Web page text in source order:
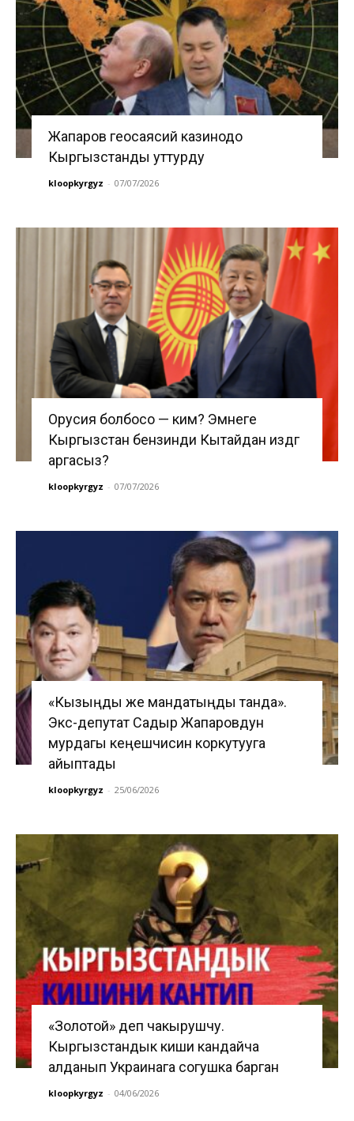
Жапаров геосаясий казинодо
Кыргызстанды уттурду
kloopkyrgyz - 07/07/2026
Орусия болбосо — ким? Эмнеге
Кыргызстан бензинди Кытайдан издөөгө
аргасыз?
kloopkyrgyz - 07/07/2026
«Кызыңды же мандатыңды танда».
Экс-депутат Садыр Жапаровдун
мурдагы кеңешчисин коркутууга
айыптады
kloopkyrgyz - 25/06/2026
«Золотой» деп чакырушчу.
Кыргызстандык киши кандайча
алданып Украинага согушка барган
kloopkyrgyz - 04/06/2026